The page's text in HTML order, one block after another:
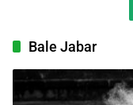
Bale Jabar